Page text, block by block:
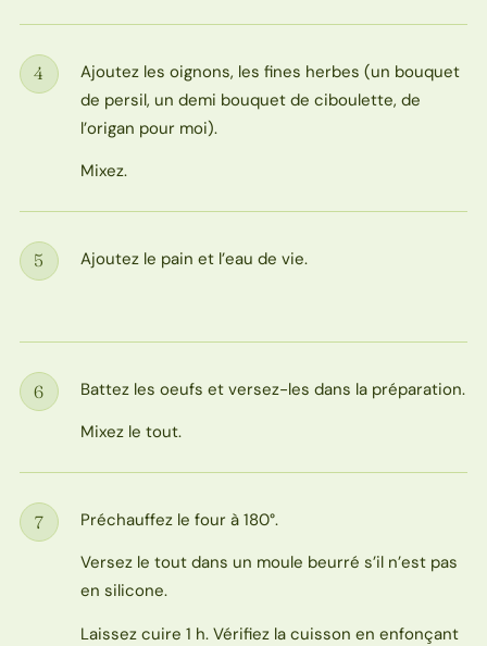
Étape
4
Ajoutez les oignons, les fines herbes (un bouquet
de persil, un demi bouquet de ciboulette, de
l’origan pour moi).
Mixez.
Étape
5 Ajoutez le pain et l’eau de vie.
Étape
6
Battez les oeufs et versez-les dans la préparation.
Mixez le tout.
Étape
7
Préchauffez le four à 180°.
Versez le tout dans un moule beurré s’il n’est pas
en silicone.
Laissez cuire 1 h. Vérifiez la cuisson en enfonçant